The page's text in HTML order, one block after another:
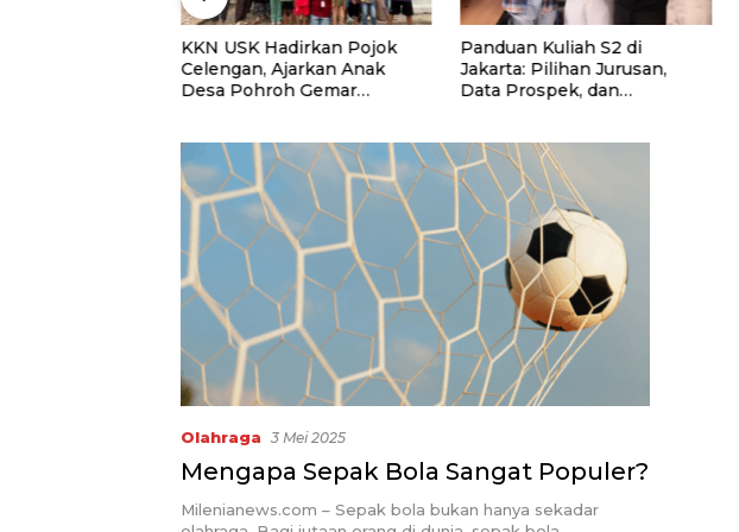
KKN USK Hadirkan Pojok
Celengan, Ajarkan Anak
Desa Pohroh Gemar
Panduan Kuliah S2 di
Jakarta: Pilihan Jurusan,
Data Prospek, dan
Olahraga 3 Mei 2025
Mengapa Sepak Bola Sangat Populer?
Milenianews.com – Sepak bola bukan hanya sekadar